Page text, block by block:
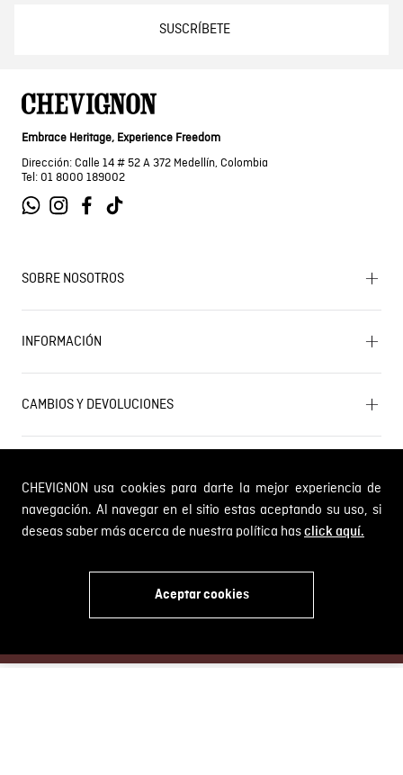
CHEVIGNON usa cookies para darte la mejor experiencia de
navegación. Al navegar en el sitio estas aceptando su uso, si
deseas saber más acerca de nuestra política hasclick aquí.
Aceptar cookies
SUSCRÍBETE
Embrace Heritage, Experience Freedom
Dirección: Calle 14 # 52 A 372 Medellín, Colombia
Tel: 01 8000 189002
SOBRE NOSOTROS
Encuentra tu tienda
Historia de la marca
Mapa del sitio
Próximos eventos
INFORMACIÓN
Términos y condiciones
Términos y condiciones de promociones
Política de Cookies
Trabaja con nosotros
¿Quieres ser distribuidor Chevignon?
CAMBIOS Y DEVOLUCIONES
Gestiona tu cambio o devolución
Estado de mi PQR
Whatsapp
Línea nacional: 01 8000 189002